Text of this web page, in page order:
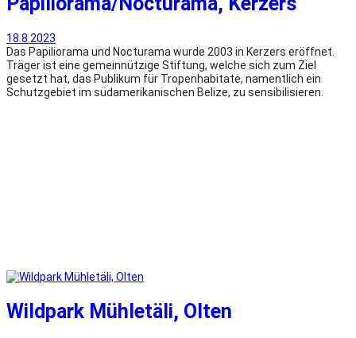
18.8.2023
Das Papiliorama und Nocturama wurde 2003 in Kerzers eröffnet.
Träger ist eine gemeinnützige Stiftung, welche sich zum Ziel
gesetzt hat, das Publikum für Tropenhabitate, namentlich ein
Schutzgebiet im südamerikanischen Belize, zu sensibilisieren.
Wildpark Mühletäli, Olten